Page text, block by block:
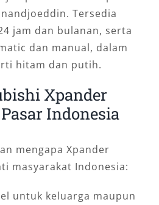
Tersedia
jam dan bulanan, serta
dan manual, dalam
hitam dan putih.
Xpander
Indonesia
mengapa Xpander
masyarakat Indonesia:
untuk keluarga maupun